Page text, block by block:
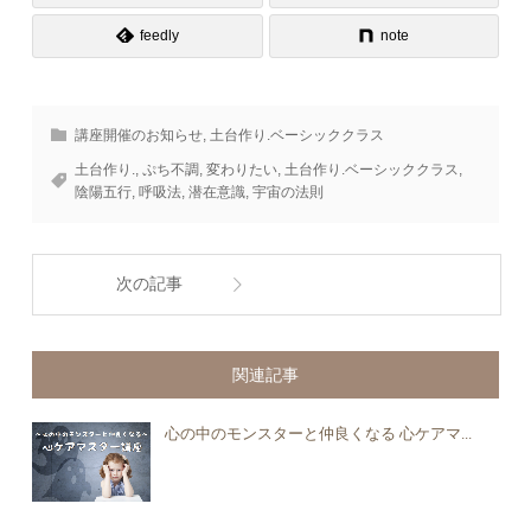
feedly note
講座開催のお知らせ 土台作り.ベーシッククラス
土台作り. ,ぷち不調 ,変わりたい 土台作り.ベーシッククラス
陰陽五行 ,呼吸法 ,潜在意識 ,宇宙の法則
次の記事
関連記事
心の中のモンスターと仲良くなる 心ケアマ...